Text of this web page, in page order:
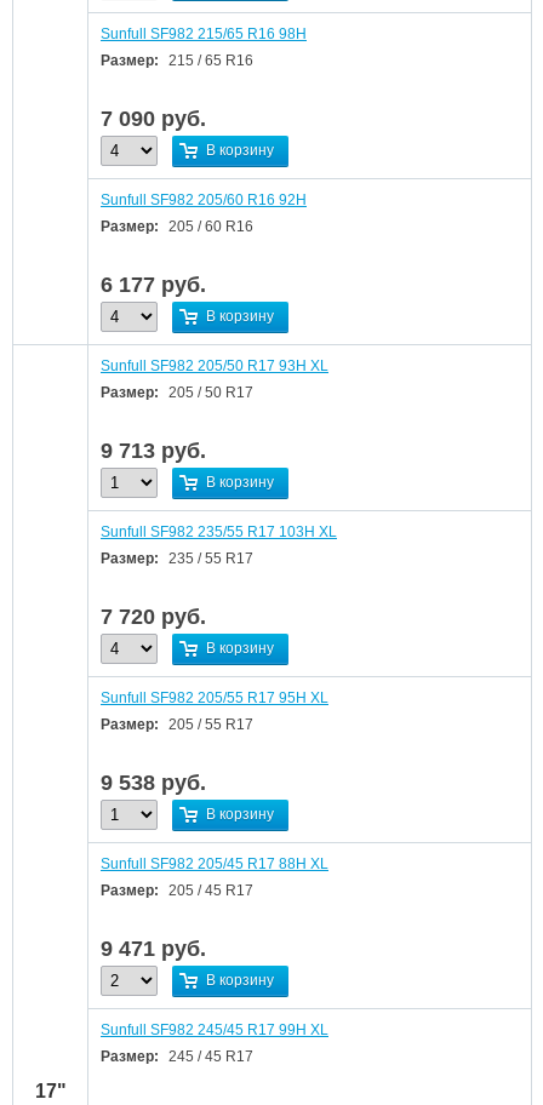
Sunfull SF982 215/65 R16 98H
Размер:
215 / 65 R16
7 090 руб.
В корзину
Sunfull SF982 205/60 R16 92H
Размер:
205 / 60 R16
6 177 руб.
В корзину
17"
Sunfull SF982 205/50 R17 93H XL
Размер:
205 / 50 R17
9 713 руб.
В корзину
Sunfull SF982 235/55 R17 103H XL
Размер:
235 / 55 R17
7 720 руб.
В корзину
Sunfull SF982 205/55 R17 95H XL
Размер:
205 / 55 R17
9 538 руб.
В корзину
Sunfull SF982 205/45 R17 88H XL
Размер:
205 / 45 R17
9 471 руб.
В корзину
Sunfull SF982 245/45 R17 99H XL
Размер:
245 / 45 R17